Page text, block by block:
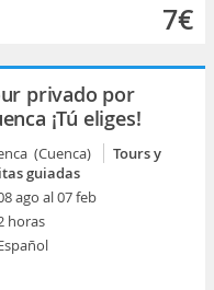
7€
privado por
¡Tú eliges!
(Cuenca)
Tours y
guiadas
ago al 07 feb
horas